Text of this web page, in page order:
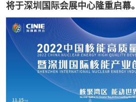
将于深圳国际会展中心隆重启幕。